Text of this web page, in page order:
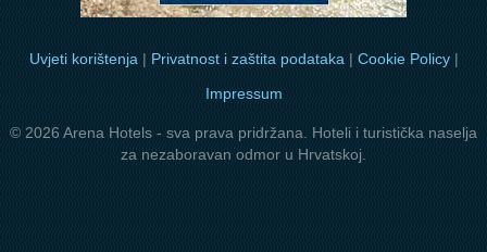
Uvjeti korištenja | Privatnost i zaštita podataka | Cookie Policy|
Impressum
© 2026 Arena Hotels - sva prava pridržana. Hoteli i turistička naselja
za nezaboravan odmor u Hrvatskoj.